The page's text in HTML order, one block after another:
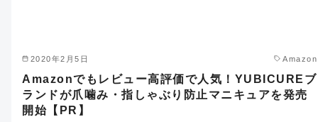
2020年2月5日 Amazon
Amazonでもレビュー高評価で人気！YUBICUREブ
ランドが爪噛み・指しゃぶり防止マニキュアを発売
開始【PR】